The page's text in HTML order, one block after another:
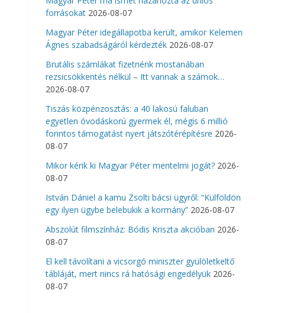
forrásokat 2026-08-07
Magyar Péter idegállapotba került, amikor Kelemen
Ágnes szabadságáról kérdezték 2026-08-07
Brutális számlákat fizetnénk mostanában
rezsicsökkentés nélkül – Itt vannak a számok…
2026-08-07
Tiszás közpénzosztás: a 40 lakosú faluban
egyetlen óvodáskorú gyermek él, mégis 6 millió
forintos támogatást nyert játszótérépítésre 2026-
08-07
Mikor kérik ki Magyar Péter mentelmi jogát? 2026-
08-07
István Dániel a kamu Zsolti bácsi ügyről: “Külföldön
egy ilyen ügybe belebukik a kormány” 2026-08-07
Abszolút filmszínház: Bódis Kriszta akcióban 2026-
08-07
El kell távolítani a vicsorgó miniszter gyülöletkeltő
tábláját, mert nincs rá hatósági engedélyük 2026-
08-07